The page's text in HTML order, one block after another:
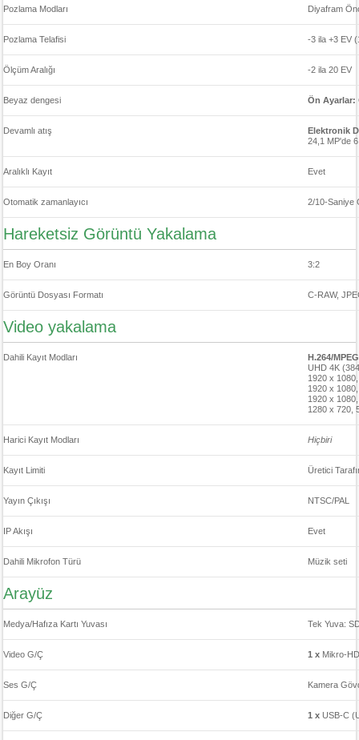
Pozlama Modları Diyafram
Pozlama Telafisi -3 ila +3 EV
Ölçüm Aralığı -2 ila 20 EV
Beyaz dengesi Ön Ayarlar:
Devamlı atış
Elektronik
24,1 MP'de
Aralıklı Kayıt Evet
Otomatik zamanlayıcı 2/10-Saniye
Hareketsiz Görüntü Yakalama
En Boy Oranı 3:2
Görüntü Dosyası Formatı C-RAW,
Video yakalama
Dahili Kayıt Modları
H.264/
UHD 4K
1920 x
1920 x
1920 x
1280 x 720,
Harici Kayıt Modları Hiçbiri
Kayıt Limiti Üretici
Yayın Çıkışı NTSC/PAL
IP Akışı Evet
Dahili Mikrofon Türü Müzik seti
Arayüz
Medya/Hafıza Kartı Yuvası Tek Yuva:
Video G/Ç 1 x Mikro-
Ses G/Ç Kamera
Diğer G/Ç 1 x USB-C